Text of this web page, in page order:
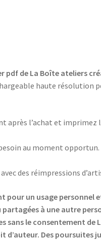
pdf de La Boîte ateliers
haute résolution
après l’achat et imprimez
au moment opportun.
des réimpressions
pour un usage personnel
à une autre
sans le consentement de
d’auteur. Des poursuites